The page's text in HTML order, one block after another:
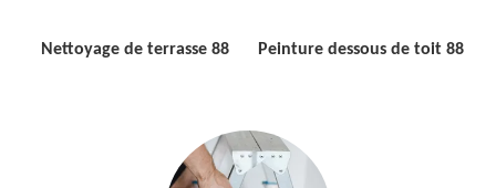
Nettoyage de terrasse 88 Peinture dessous de toit 88